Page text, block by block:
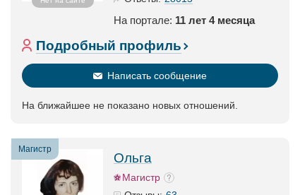
На портале: 11 лет 4 месяца
Подробный профиль
Написать сообщение
На ближайшее не показано новых отношений.
Магистр
Ольга
Магистр